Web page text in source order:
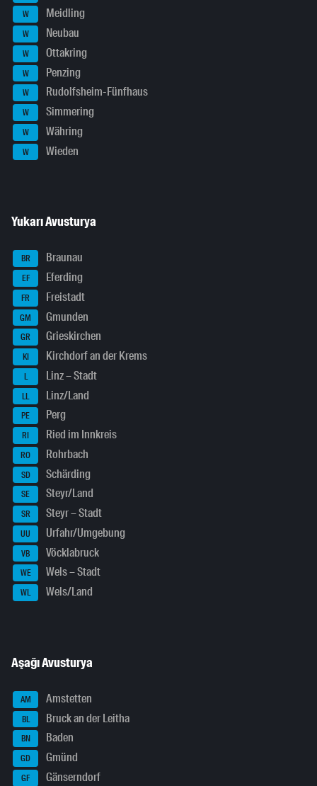
W Meidling
W Neubau
W Ottakring
W Penzing
W Rudolfsheim-Fünfhaus
W Simmering
W Währing
W Wieden
Yukarı Avusturya
BR Braunau
EF Eferding
FR Freistadt
GM Gmunden
GR Grieskirchen
KI Kirchdorf an der Krems
L Linz – Stadt
LL Linz/Land
PE Perg
RI Ried im Innkreis
RO Rohrbach
SD Schärding
SE Steyr/Land
SR Steyr – Stadt
UU Urfahr/Umgebung
VB Vöcklabruck
WE Wels – Stadt
WL Wels/Land
Aşağı Avusturya
AM Amstetten
BL Bruck an der Leitha
BN Baden
GD Gmünd
GF Gänserndorf